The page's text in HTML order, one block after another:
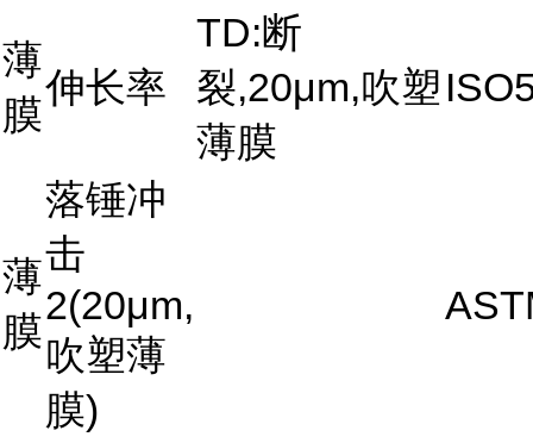
薄
膜
伸长率
TD:断
裂,20μm,吹塑
薄膜
薄
膜
落锤冲
击
2(20μm,
吹塑薄
膜)